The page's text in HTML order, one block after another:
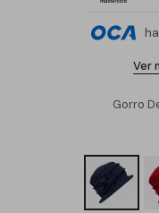
Ver
Gorro